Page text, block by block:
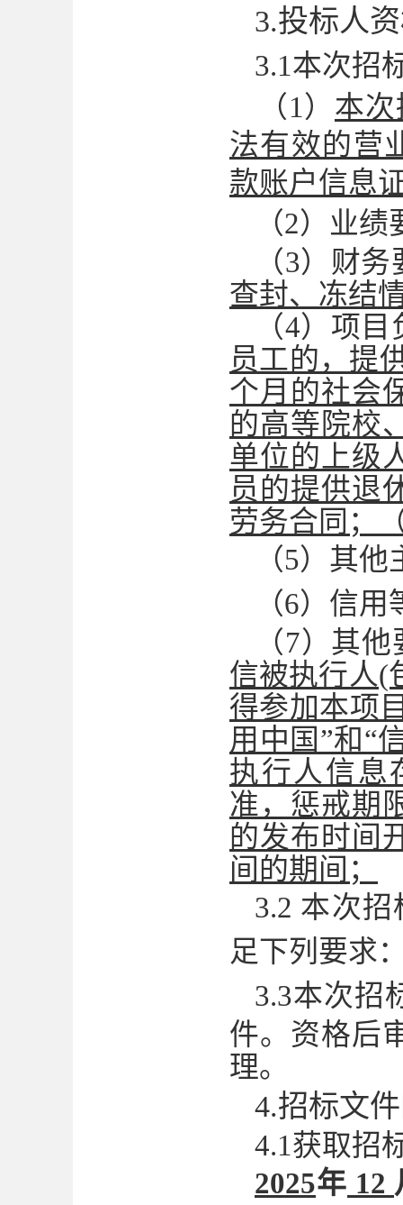
3.投标人
3.1本次招
（ 1 ） 本
法有效的营
款账户信息
（2）业绩
（3）财务
查封、冻结
（4）项目
员工的，提
个月的社会
的高等院校
单位的上级
员的提供退
劳务合同；
（5）其他
（6）信用
（7）其他
信被执行人(
得参加本项
用中国”和“
执行人信息
准，惩戒期
的发布时间
间的期间；
3.2 本次招
足下列要求
3.3本次招
件。资格后
理。
4.招标文
4.1获取招
2025年 12